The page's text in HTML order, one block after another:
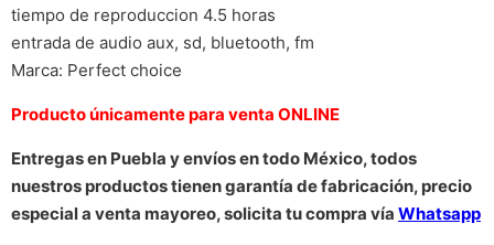
tiempo de reproduccion 4.5 horas
entrada de audio aux, sd, bluetooth, fm
Marca: Perfect choice
Producto únicamente para venta ONLINE
Entregas en Puebla y envíos en todo México, todos
nuestros productos tienen garantía de fabricación, precio
especial a venta mayoreo, solicita tu compra vía Whatsapp